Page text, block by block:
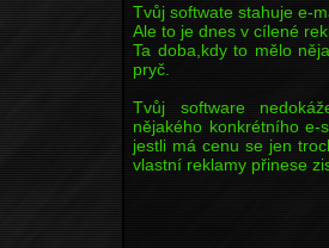
Tvůj softwate stahuje e-
Ale to je dnes v cílené
Ta doba,kdy to mělo
pryč.
Tvůj software
nějakého konkrétního
jestli má cenu se jen
vlastní reklamy přinese